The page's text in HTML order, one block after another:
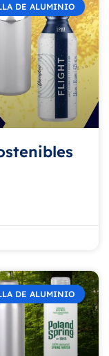
DE ALUMINIO
DE ALUMINIO